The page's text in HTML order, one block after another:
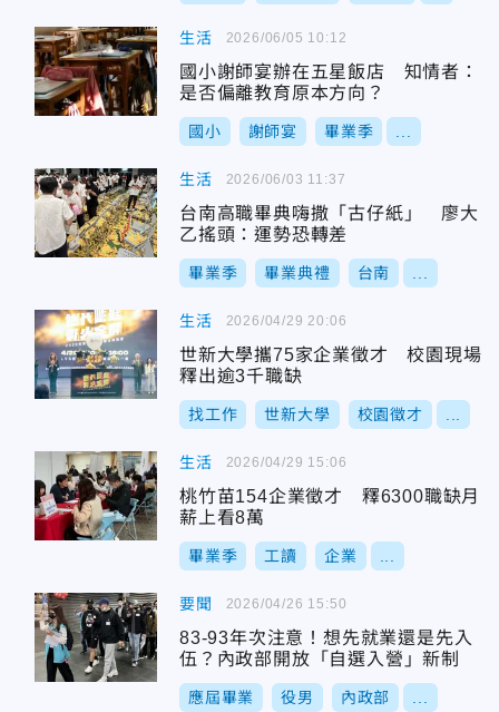
生活
國小謝師宴辦在五星飯店 知情者：
是否偏離教育原本方向？
國小 謝師宴 畢業季
2026/06/05 10:12
生活
台南高職畢典嗨撒「古仔紙」 廖大
乙搖頭：運勢恐轉差
畢業季 畢業典禮 台南
2026/06/03 11:37
生活
世新大學攜75家企業徵才 校園現場
釋出逾3千職缺
找工作 世新大學 校園徵才
2026/04/29 20:06
生活
桃竹苗154企業徵才 釋6300職缺月
薪上看8萬
畢業季 工讀 企業
2026/04/29 15:06
要聞
83-93年次注意！想先就業還是先入
伍？內政部開放「自選入營」新制
應屆畢業 役男 內政部
2026/04/26 15:50